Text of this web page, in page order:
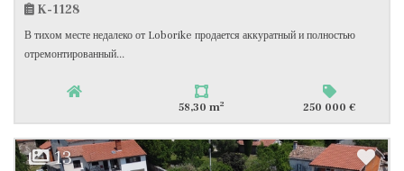
K-1128
В тихом месте недалеко от Loborike продается аккуратный и полностью
отремонтированный...
58,30 m2 250 000 €
13